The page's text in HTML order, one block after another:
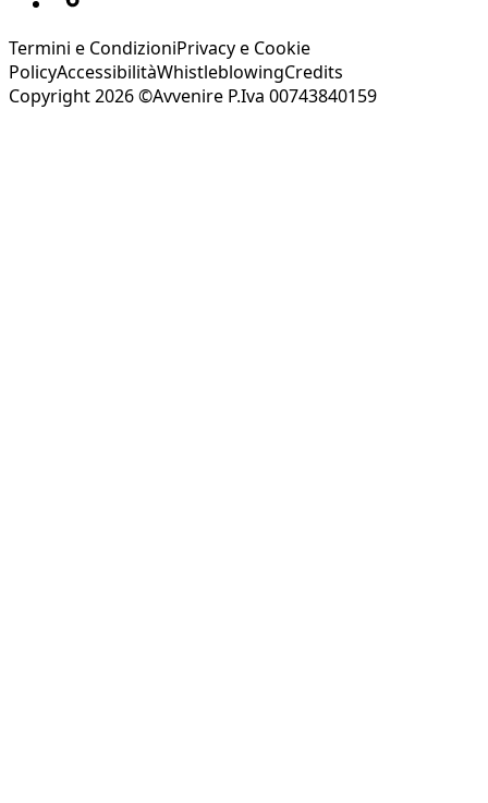
Termini e CondizioniPrivacy e Cookie
PolicyAccessibilitàWhistleblowingCredits
Copyright 2026 ©Avvenire P.Iva 00743840159